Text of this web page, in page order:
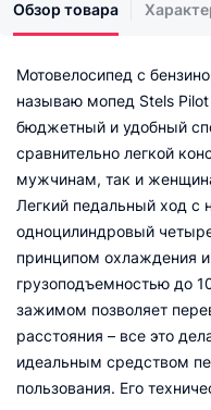
Обзор товара
Мотовелосипед с
называю мопед Stels
бюджетный и удобный
сравнительно легкой
мужчинам, так и
Легкий педальный ход
одноцилиндровый
принципом охлаждения
грузоподъемностью до
зажимом позволяет
расстояния – все это
идеальным средством
пользования. Его